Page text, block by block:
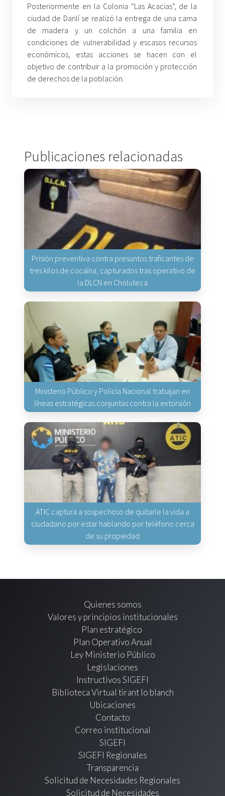
Posteriormente en la Colonia “Las Acacias”, de la
ciudad de Danlí se realizó la entrega de una cama
de madera y un colchón a una familia en
condiciones de vulnerabilidad y escasos recursos
económicos, estas acciones se hacen con el
objetivo de contribuir a la promoción y protección
de derechos de la población.
Publicaciones relacionadas
Prisión preventiva contra presuntos traficantes de
tres kilos de cocaína, capturados tras operativo de
la DLCN en Choluteca
Ministerio Público y Policía Nacional trabajan en
líneas estratégicas conjuntas contra la extorsión
ATIC captura a sospechoso de quitarle la vida a
ciudadano por estar hablando por teléfono cerca
de su propiedad
Quienes somos
Valores y principios institucionales
Plan estratégico
Plan Operativo Anual
Ley Ministerio Público
Legislaciones
Instructivos SIGEFI
Biblioteca Virtual tirant lo blanch
Ubicaciones
Contacto
Correo institucional
SIGEFI
SIGEFI Regionales
Transparencia
Solicitud de Necesidades Regionales
Solicitud de Necesidades